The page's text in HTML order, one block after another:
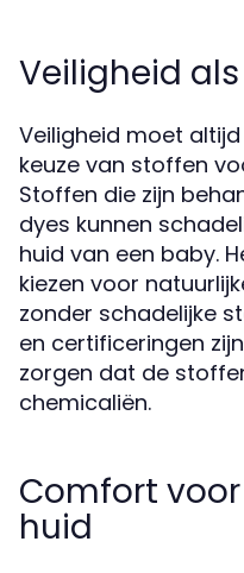
Veiligheid
Veiligheid moet
keuze van stoffen
Stoffen die zijn
dyes kunnen
huid van een baby.
kiezen voor
zonder schadelijke
en certificeringen
zorgen dat de
chemicaliën.
Comfort
huid